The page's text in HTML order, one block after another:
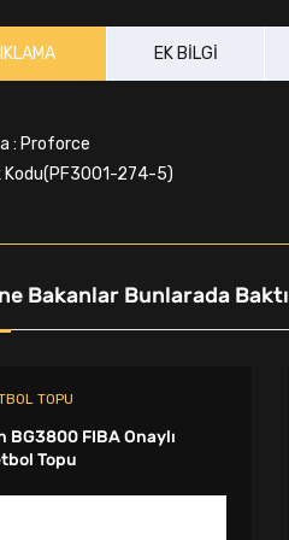
EK BILGI
: Proforce
Kodu(PF3001-274-5)
Bakanlar Bunlarada Baktı
TOPU
BG3800 FIBA Onaylı
Topu